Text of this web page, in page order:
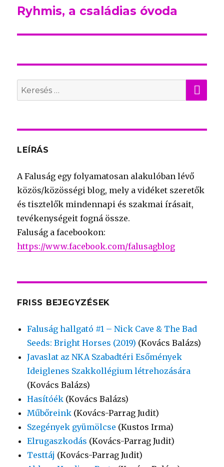
Következő
Ryhmis, a családias óvoda
Search
for:
LEÍRÁS
A Faluság egy folyamatosan alakulóban lévő
közös/közösségi blog, mely a vidéket szeretők
és tisztelők mindennapi és szakmai írásait,
tevékenységeit fogná össze.
Faluság a facebookon:
https://www.facebook.com/falusagblog
FRISS BEJEGYZÉSEK
Faluság hallgató #1 – Nick Cave & The Bad
Seeds: Bright Horses (2019) (Kovács Balázs)
Javaslat az NKA Szabadtéri Esőmények
Ideiglenes Szakkollégium létrehozására
(Kovács Balázs)
Hasítóék (Kovács Balázs)
Műbőreink (Kovács-Parrag Judit)
Szegények gyümölcse (Kustos Irma)
Elrugaszkodás (Kovács-Parrag Judit)
Testtáj (Kovács-Parrag Judit)